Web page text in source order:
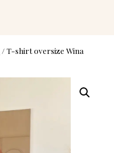
/T-shirt oversize Wina